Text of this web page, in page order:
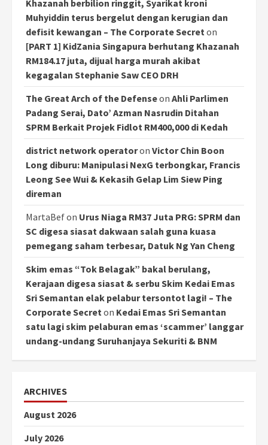
Khazanah berbilion ringgit, Syarikat kroni
Muhyiddin terus bergelut dengan kerugian dan
defisit kewangan – The Corporate Secreton
[PART 1] KidZania Singapura berhutang Khazanah
RM184.17 juta, dijual harga murah akibat
kegagalan Stephanie Saw CEO DRH
The Great Arch of the Defenseon Ahli Parlimen
Padang Serai, Dato’ Azman Nasrudin Ditahan
SPRM Berkait Projek Fidlot RM400,000 di Kedah
district network operatoron Victor Chin Boon
Long diburu: Manipulasi NexG terbongkar, Francis
Leong See Wui & Kekasih Gelap Lim Siew Ping
direman
MartaBefon Urus Niaga RM37 Juta PRG: SPRM dan
SC digesa siasat dakwaan salah guna kuasa
pemegang saham terbesar, Datuk Ng Yan Cheng
Skim emas “Tok Belagak” bakal berulang,
Kerajaan digesa siasat & serbu Skim Kedai Emas
Sri Semantan elak pelabur tersontot lagi! – The
Corporate Secreton Kedai Emas Sri Semantan
satu lagi skim pelaburan emas ‘scammer’ langgar
undang-undang Suruhanjaya Sekuriti & BNM
ARCHIVES
August 2026
July 2026